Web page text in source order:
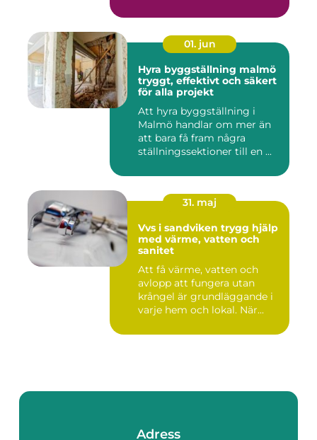
01. jun
Hyra byggställning malmö
tryggt, effektivt och säkert
för alla projekt
Att hyra byggställning i
Malmö handlar om mer än
att bara få fram några
ställningssektioner till en ...
31. maj
Vvs i sandviken trygg hjälp
med värme, vatten och
sanitet
Att få värme, vatten och
avlopp att fungera utan
krångel är grundläggande i
varje hem och lokal. När...
Adress